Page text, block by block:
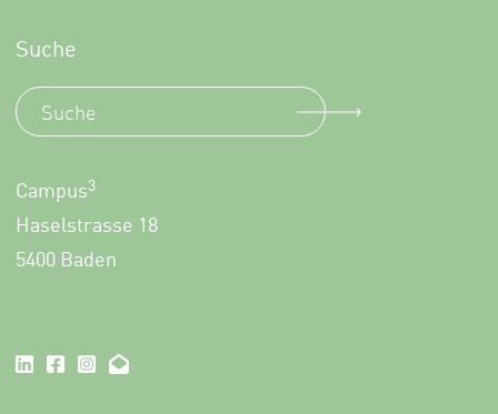
Suche
Campus3
Haselstrasse 18
5400 Baden